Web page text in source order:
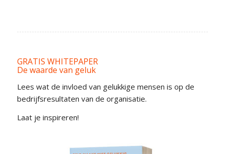
GRATIS WHITEPAPER
De waarde van geluk
Lees wat de invloed van gelukkige mensen is op de
bedrijfsresultaten van de organisatie.
Laat je inspireren!